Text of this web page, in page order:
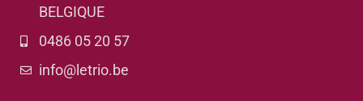
BELGIQUE
0486 05 20 57
info@letrio.be